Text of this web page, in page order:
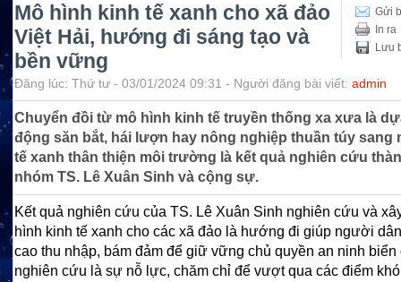
Gửi
In ra
Lưu
Mô hình kinh tế xanh cho xã đảo
Việt Hải, hướng đi sáng tạo và
bền vững
Đăng lúc: Thứ tư - 03/01/2024 09:31 - Người đăng bài viết: admin
Chuyển đồi từ mô hình kinh tế truyền thống xa xưa là
động săn bắt, hái lượn hay nông nghiệp thuần túy sang
tế xanh thân thiện môi trường là kết quả nghiên cứu
nhóm TS. Lê Xuân Sinh và cộng sự.
Kết quả nghiên cứu của TS. Lê Xuân Sinh nghiên cứu và
hình kinh tế xanh cho các xã đảo là hướng đi giúp người
cao thu nhập, bám đảm để giữ vững chủ quyền an ninh biển
nghiên cứu là sự nỗ lực, chăm chỉ để vượt qua các điểm